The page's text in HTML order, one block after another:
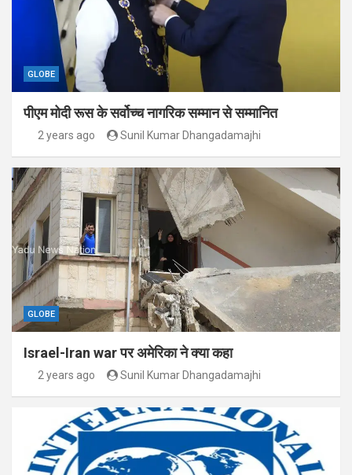
GLOBE
पीएम मोदी रूस के सर्वोच्च नागरिक सम्मान से सम्मानित
2 years ago Sunil Kumar Dhangadamajhi
GLOBE
Israel-Iran war पर अमेरिका ने क्या कहा
2 years ago Sunil Kumar Dhangadamajhi